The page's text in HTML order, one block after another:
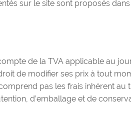
sur le site sont proposés
de la TVA applicable au
de modifier ses prix à tout
pas les frais inhérent au
d’emballage et de